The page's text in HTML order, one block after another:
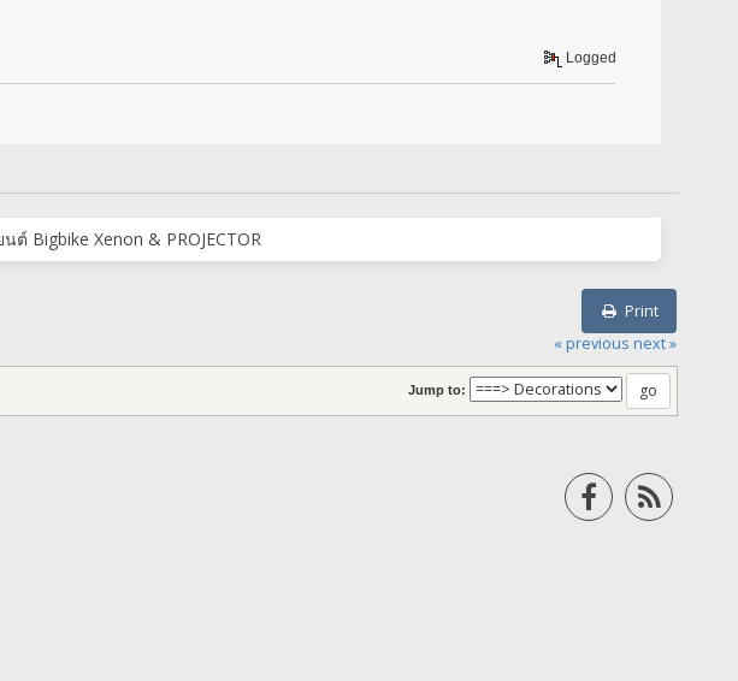
Logged
ต์ Bigbike Xenon & PROJECTOR
Print
« previous next »
Jump to: